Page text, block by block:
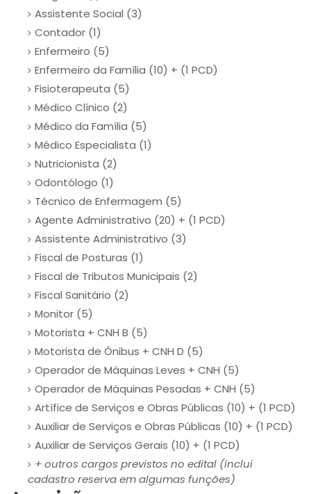
Assistente Social (3)
Contador (1)
Enfermeiro (5)
Enfermeiro da Família (10) + (1 PCD)
Fisioterapeuta (5)
Médico Clínico (2)
Médico da Família (5)
Médico Especialista (1)
Nutricionista (2)
Odontólogo (1)
Técnico de Enfermagem (5)
Agente Administrativo (20) + (1 PCD)
Assistente Administrativo (3)
Fiscal de Posturas (1)
Fiscal de Tributos Municipais (2)
Fiscal Sanitário (2)
Monitor (5)
Motorista + CNH B (5)
Motorista de Ônibus + CNH D (5)
Operador de Máquinas Leves + CNH (5)
Operador de Máquinas Pesadas + CNH (5)
Artífice de Serviços e Obras Públicas (10) + (1 PCD)
Auxiliar de Serviços e Obras Públicas (10) + (1 PCD)
Auxiliar de Serviços Gerais (10) + (1 PCD)
+ outros cargos previstos no edital (inclui
cadastro reserva em algumas funções)